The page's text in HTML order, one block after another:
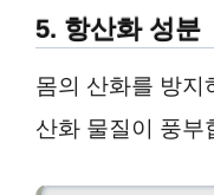
5. 항산화 성분
몸의 산화를 방지
산화 물질이 풍부